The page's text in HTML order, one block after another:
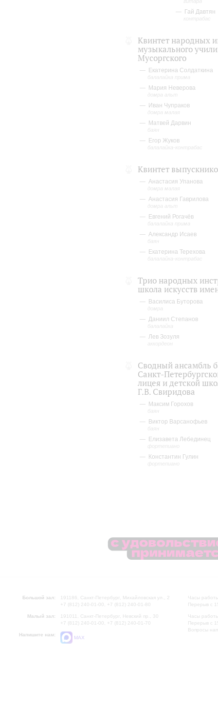
Гай Давтян
контрабас
Квинтет народных
музыкального
Мусоргского
Екатерина Солдаткина
балалайка прима
Мария Неверова
домра альт
Иван Чупраков
домра малая
Матвей Дарвин
баян
Егор Жуков
балалайка-контрабас
Квинтет
Анастасия Упанова
домра малая
Анастасия Гаврилова
домра альт
Евгений Рогачёв
балалайка прима
Александр Исаев
баян
Екатерина Терехова
балалайка-контрабас
Трио народных
школа искусств
Василиса Буторова
домра
Даниил Степанов
балалайка
Лев Зозуля
аккордеон
Сводный ансамбль
Санкт-
лицея и детской
Г.В. Свиридова
Максим Горохов
баян
Виктор Варсанофьев
баян
Елизавета Лебединец
фортепиано
Константин Гулин
фортепиано
Большой зал:
191186, Санкт-Петербург, Михайловская ул., 2
+7 (812) 240-01-00, +7 (812) 240-01-80
Малый зал:
191011, Санкт-Петербург, Невский пр., 30
+7 (812) 240-01-00, +7 (812) 240-01-70
Напишите нам:
MAX
Часы
Перерыв с
Часы
Перерыв с
Вопросы